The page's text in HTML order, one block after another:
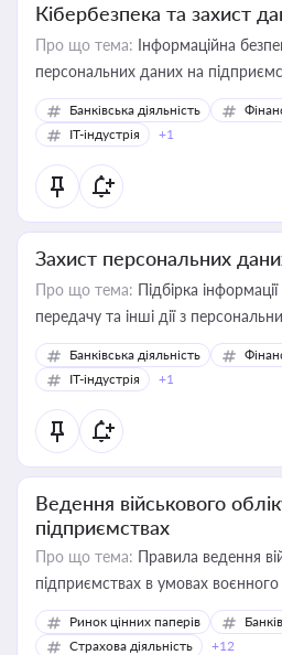
Кібербезпека та захист
Про що тема: Інформаційна
персональних даних на
Банківська діяльність
IT-індустрія
+1
Захист персональних
Про що тема: Підбірка
передачу та інші дії з
Банківська діяльність
IT-індустрія
+1
Ведення військового
підприємствах
Про що тема: Правила ведення
підприємствах в умовах воєнного
Ринок цінних паперів
Страхова діяльність
+12